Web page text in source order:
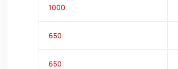
1000
650
650